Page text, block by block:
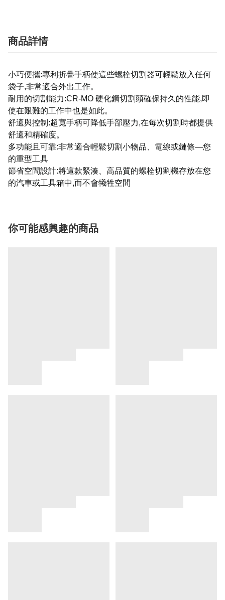
商品詳情
小巧便攜:專利折疊手柄使這些螺栓切割器可輕鬆放入任何
袋子,非常適合外出工作。
耐用的切割能力:CR-MO 硬化鋼切割頭確保持久的性能,即
使在艱難的工作中也是如此。
舒適與控制:超寬手柄可降低手部壓力,在每次切割時都提供
舒適和精確度。
多功能且可靠:非常適合輕鬆切割小物品、電線或鏈條—您
的重型工具
節省空間設計:將這款緊湊、高品質的螺栓切割機存放在您
的汽車或工具箱中,而不會犧牲空間
你可能感興趣的商品